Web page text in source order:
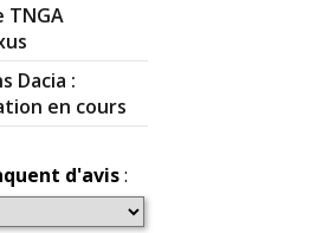
TNGA
Dacia :
en cours
d'avis: